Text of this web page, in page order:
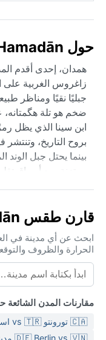
حول Hamadān
همدان، إحدى أقدم
جبليًا نقيًا ومناظر
ضخم هو تلة هگمتانه،
ابن سينا الذي يظل
بروح التاريخ، وتنتشر
بينما يحتل جبل الوند
ومتزنة، مع أسواق
حيث يكون الصيف حارًا
30 و35 درجة
الشتاء قارس ومثلج،
بكثير، وتتساقط
العام. عند السفر
ثقيلة وطبقات دافئة
سترة للمساء في
قارن طقس Hamadān مع مدينة أخرى
ابحث عن أي مدينة في
الحرارة والظروف
مقارنات المدن الشائعة
🇨🇦 تورونتو vs 🇹🇷 اسطنبول
🇩🇪 Berlin vs 🇻🇳 مدينة هو تشي مينه